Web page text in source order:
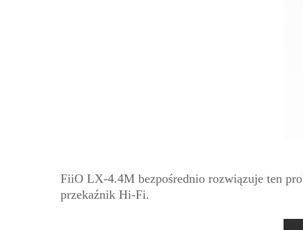
FiiO LX-4.4M bezpośrednio rozwiązuje ten
przekaźnik Hi-Fi.